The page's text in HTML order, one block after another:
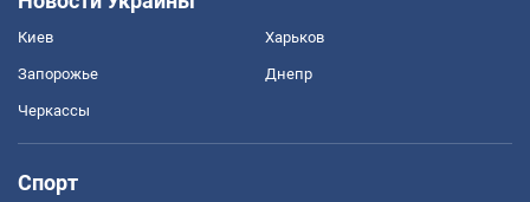
Киев Харьков
Запорожье Днепр
Черкассы
Спорт